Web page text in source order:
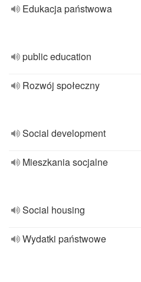
Edukacja państwowa
public education
Rozwój społeczny
Social development
Mieszkania socjalne
Social housing
Wydatki państwowe